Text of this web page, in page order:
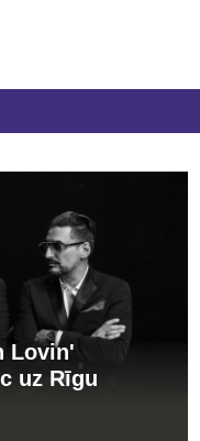
Lovin'
uz Rīgu